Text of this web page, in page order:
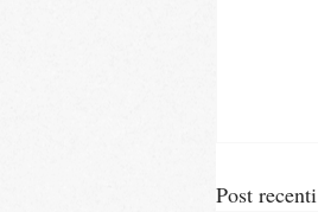
Post recenti